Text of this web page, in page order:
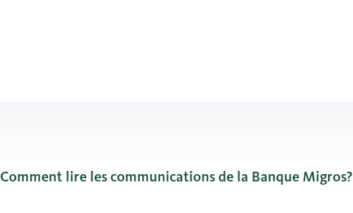
Comment lire les communications de la Banque Migros?